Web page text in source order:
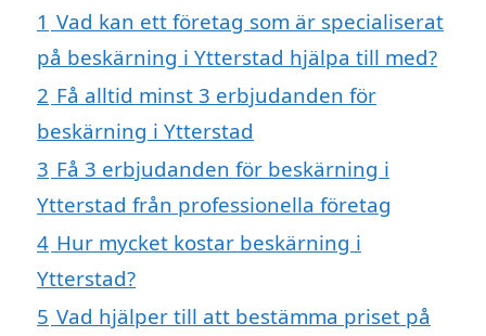
1 Vad kan ett företag som är specialiserat
på beskärning i Ytterstad hjälpa till med?
2 Få alltid minst 3 erbjudanden för
beskärning i Ytterstad
3 Få 3 erbjudanden för beskärning i
Ytterstad från professionella företag
4 Hur mycket kostar beskärning i
Ytterstad?
5 Vad hjälper till att bestämma priset på